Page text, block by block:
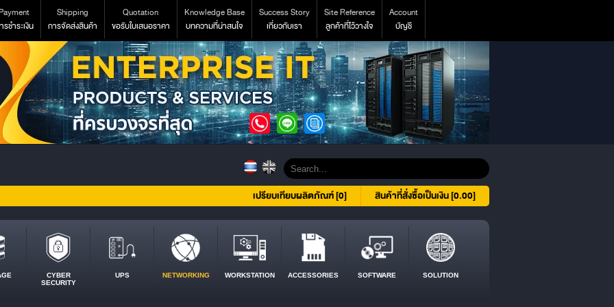
รชำระเงิน
Shipping
การจัดส่งสินค้า
Quotation
ขอรับใบเสนอราคา
Knowledge Base
บทความที่น่าสนใจ
Success Story
เกี่ยวกับเรา
Site Reference
ลูกค้าที่ไว้วางใจ
Account
บัญชี
สินค้าที่สั่งซื้อเป็นเงิน [0.00]
เปรียบเทียบผลิตภัณฑ์ [0]
CYBER
SECURITY
UPS NETWORKING WORKSTATION ACCESSORIES SOFTWARE SOLUTION